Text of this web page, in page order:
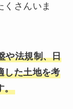
くさんいま
や法規制、日
した土地を考
。